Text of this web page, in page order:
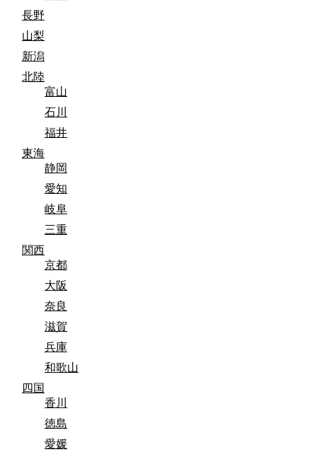
長野
山梨
新潟
北陸
富山
石川
福井
東海
静岡
愛知
岐阜
三重
関西
京都
大阪
奈良
滋賀
兵庫
和歌山
四国
香川
徳島
愛媛